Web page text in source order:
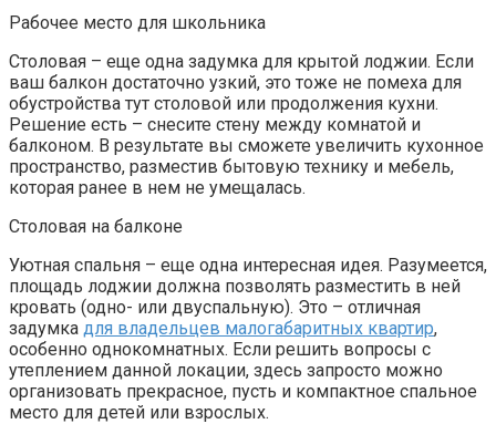
Рабочее место для школьника
Столовая – еще одна задумка для крытой лоджии. Если
ваш балкон достаточно узкий, это тоже не помеха для
обустройства тут столовой или продолжения кухни.
Решение есть – снесите стену между комнатой и
балконом. В результате вы сможете увеличить кухонное
пространство, разместив бытовую технику и мебель,
которая ранее в нем не умещалась.
Столовая на балконе
Уютная спальня – еще одна интересная идея. Разумеется,
площадь лоджии должна позволять разместить в ней
кровать (одно- или двуспальную). Это – отличная
задумка для владельцев малогабаритных квартир,
особенно однокомнатных. Если решить вопросы с
утеплением данной локации, здесь запросто можно
организовать прекрасное, пусть и компактное спальное
место для детей или взрослых.